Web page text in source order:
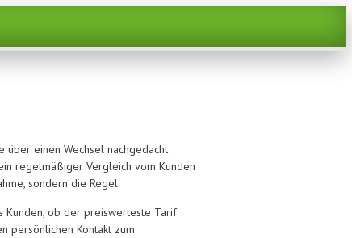
einen Wechsel nachgedacht
regelmäßiger Vergleich vom Kunden
sondern die Regel.
Kunden, ob der preiswerteste Tarif
persönlichen Kontakt zum